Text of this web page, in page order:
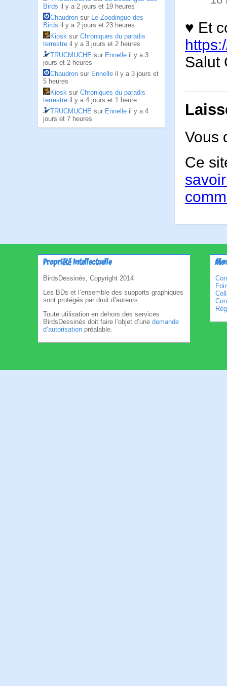
Birds il y a 2 jours et 19 heures
Chaudron sur Le Zoodingue des
Birds il y a 2 jours et 23 heures
Kiosk sur Chroniques du paradis
terrestre il y a 3 jours et 2 heures
TRUCMUCHE sur Ennelle il y a 3
jours et 2 heures
Chaudron sur Ennelle il y a 3 jours et
5 heures
Kiosk sur Chroniques du paradis
terrestre il y a 4 jours et 1 heure
TRUCMUCHE sur Ennelle il y a 4
jours et 7 heures
♥ Et
Salut
Vous
Ce
Propriété intellectuelle
BirdsDessinés, Copyright 2014
Les BDs et l’ensemble des supports graphiques
sont protégés par droit d’auteurs.
Toute utilisation en dehors des services
BirdsDessinés doit faire l’objet d’une demande
d’autorisation préalable.